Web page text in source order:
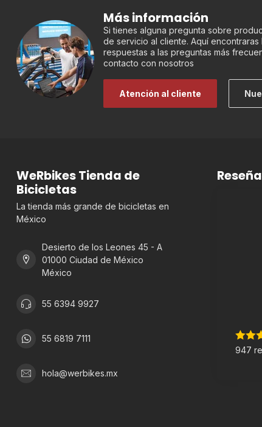
Más información
Si tienes alguna pregunta sobre
de servicio al cliente. Aquí
respuestas a las preguntas más
contacto con nosotros
Atención al cliente
WeRbikes Tienda de
Bicicletas
La tienda más grande de bicicletas en
México
Desierto de los Leones 45 - A
01000 Ciudad de México
México
55 6394 9927
55 6819 7111
hola@werbikes.mx
947